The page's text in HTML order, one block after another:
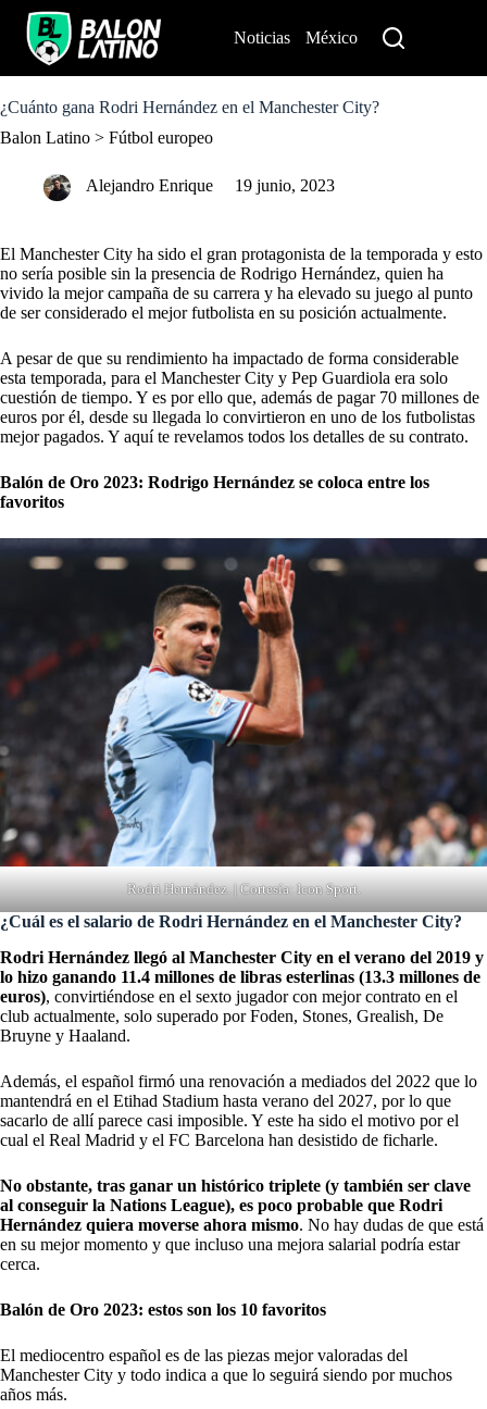
o
o
Noticias México
¿Cuánto gana Rodri Hernández en el Manchester City?
Balon Latino > Fútbol europeo
Alejandro Enrique 19 junio, 2023
El Manchester City ha sido el gran protagonista de la temporada y esto
no sería posible sin la presencia de Rodrigo Hernández, quien ha
vivido la mejor campaña de su carrera y ha elevado su juego al punto
de ser considerado el mejor futbolista en su posición actualmente.
A pesar de que su rendimiento ha impactado de forma considerable
esta temporada, para el Manchester City y Pep Guardiola era solo
cuestión de tiempo. Y es por ello que, además de pagar 70 millones de
euros por él, desde su llegada lo convirtieron en uno de los futbolistas
mejor pagados. Y aquí te revelamos todos los detalles de su contrato.
Balón de Oro 2023: Rodrigo Hernández se coloca entre los
favoritos
Rodri Hernández. | Cortesía: Icon Sport.
¿Cuál es el salario de Rodri Hernández en el Manchester City?
Rodri Hernández llegó al Manchester City en el verano del 2019 y
lo hizo ganando 11.4 millones de libras esterlinas (13.3 millones de
euros), convirtiéndose en el sexto jugador con mejor contrato en el
club actualmente, solo superado por Foden, Stones, Grealish, De
Bruyne y Haaland.
Además, el español firmó una renovación a mediados del 2022 que lo
mantendrá en el Etihad Stadium hasta verano del 2027, por lo que
sacarlo de allí parece casi imposible. Y este ha sido el motivo por el
cual el Real Madrid y el FC Barcelona han desistido de ficharle.
No obstante, tras ganar un histórico triplete (y también ser clave
al conseguir la Nations League), es poco probable que Rodri
Hernández quiera moverse ahora mismo. No hay dudas de que está
en su mejor momento y que incluso una mejora salarial podría estar
cerca.
Balón de Oro 2023: estos son los 10 favoritos
El mediocentro español es de las piezas mejor valoradas del
Manchester City y todo indica a que lo seguirá siendo por muchos
años más.